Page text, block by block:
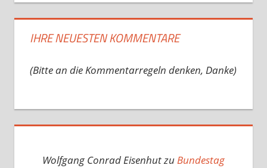
IHRE NEUESTEN KOMMENTARE
(Bitte an die Kommentarregeln denken, Danke)
Wolfgang Conrad EisenhutzuBundestag